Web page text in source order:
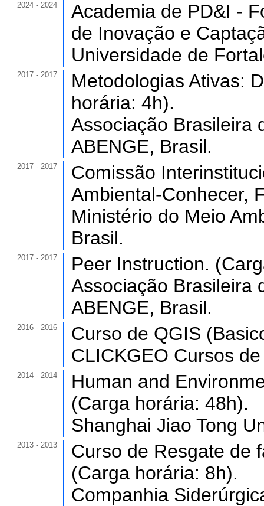
2024 - 2024
Academia de PD&I -
de Inovação e
Universidade de
2017 - 2017
Metodologias Ativas:
horária: 4h).
Associação Brasileira
ABENGE, Brasil.
2017 - 2017
Comissão
Ambiental-Conhecer,
Ministério do Meio
Brasil.
2017 - 2017
Peer Instruction.
Associação Brasileira
ABENGE, Brasil.
2016 - 2016
Curso de QGIS
CLICKGEO Cursos
2014 - 2014
Human and
(Carga horária: 48h).
Shanghai Jiao Tong
2013 - 2013
Curso de Resgate de
(Carga horária: 8h).
Companhia